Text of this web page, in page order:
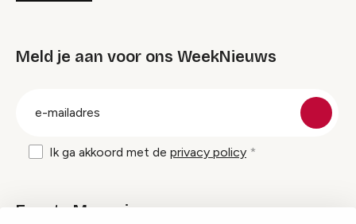
Meld je aan voor ons WeekNieuws
Ik ga akkoord met de privacy policy
Events Magazine